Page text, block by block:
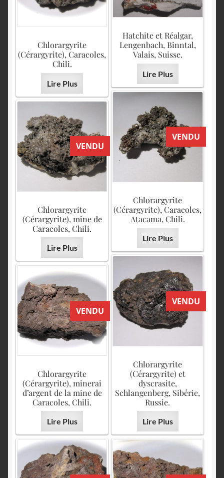
Hatchite et Réalgar,
Lengenbach, Binntal,
Valais, Suisse.
Lire Plus
Chlorargyrite
(Cérargyrite), Caracoles,
Chili.
Lire Plus
VENDU
Chlorargyrite
(Cérargyrite), Caracoles,
Atacama, Chili.
Lire Plus
VENDU
Chlorargyrite
(Cérargyrite), mine de
Caracoles, Chili.
Lire Plus
VENDU
Chlorargyrite
(Cérargyrite) et
dyscrasite,
Schlangenberg, Sibérie,
Russie.
Lire Plus
VENDU
Chlorargyrite
(Cérargyrite), minerai
d’argent de la mine de
Caracoles, Chili.
Lire Plus